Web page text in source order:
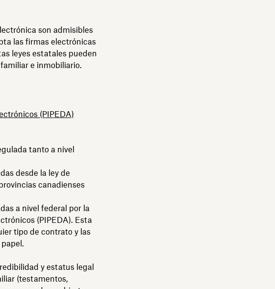
son admisibles
las firmas electrónicas
leyes estatales pueden
e inmobiliario.
(PIPEDA)
tanto a nivel
desde la ley de
canadienses
a nivel federal por la
(PIPEDA). Esta
tipo de contrato y las
y estatus legal
(testamentos,